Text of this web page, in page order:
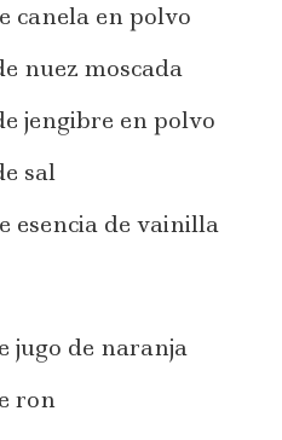
canela en polvo
nuez moscada
jengibre en polvo
sal
esencia de vainilla
jugo de naranja
ron